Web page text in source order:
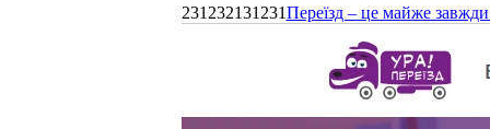
231232131231Переїзд – це майже